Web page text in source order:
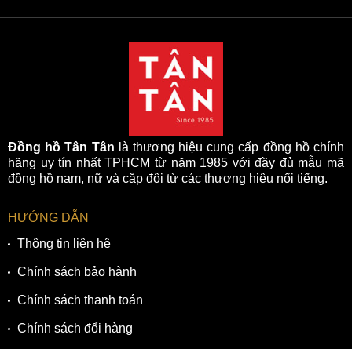
Đồng hồ Tân Tân là thương hiệu cung cấp đồng hồ chính
hãng uy tín nhất TPHCM từ năm 1985 với đầy đủ mẫu mã
đồng hồ nam, nữ và cặp đôi từ các thương hiệu nổi tiếng.
HƯỚNG DẪN
Thông tin liên hệ
Chính sách bảo hành
Chính sách thanh toán
Chính sách đổi hàng